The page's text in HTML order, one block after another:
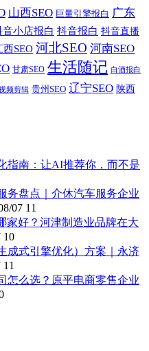
山西SEO 巨量引擎报白 广东
音小店报白 抖音报白 抖音直播
西SEO 河北SEO 河南SEO
甘肃SEO 生活随记 白酒报白
频剪辑 贵州SEO 辽宁SEO 陕西
指南：让AI推荐你，而不是
务盘点｜介休汽车服务企业
07 11
家好？河津制造业品牌在大
10
成式引擎优化）方案｜永济
11
怎么选？原平电商零售企业